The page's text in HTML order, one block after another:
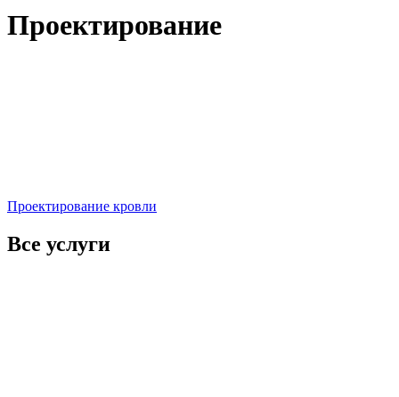
Проектирование
Проектирование кровли
Все услуги